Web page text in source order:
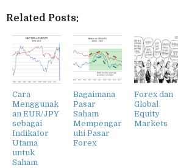
Related Posts:
Cara
Menggunak
an EUR/JPY
sebagai
Indikator
Utama
untuk
Saham
Bagaimana
Pasar
Saham
Mempengar
uhi Pasar
Forex
Forex dan
Global
Equity
Markets